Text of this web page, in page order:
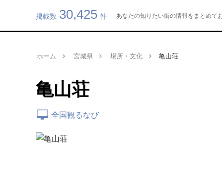
掲載数 30,425 件 あなたの知りたい街の情報をまとめて
ホーム
宮城県 場所・文化 亀山荘
亀山荘
全国観るなび